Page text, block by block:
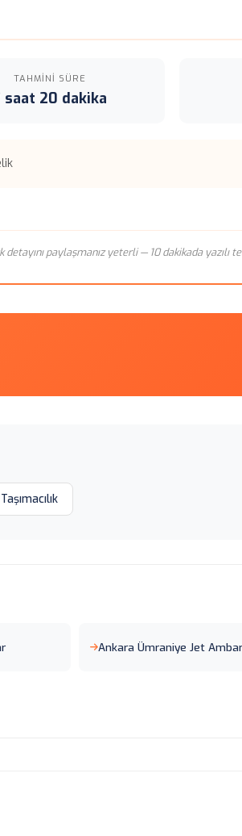
TAHMINI SÜRE
saat 20 dakika
paylaşmanız yeterli — 10 dakikada yazılı
Ankara Ümraniye Jet Ambar